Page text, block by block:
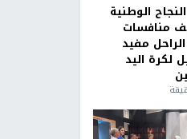
الوطنية
منافسات
مفيد
لكرة اليد